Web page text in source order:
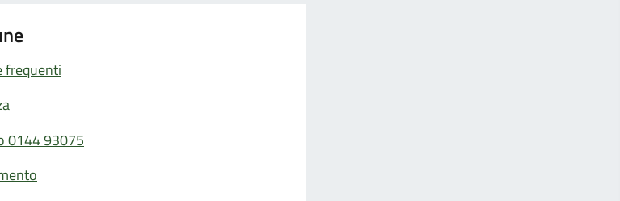
frequenti
0144 93075